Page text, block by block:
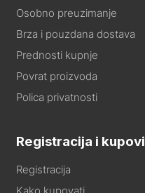
Osobno preuzimanje
Brza i pouzdana dostava
Prednosti kupnje
Povrat proizvoda
Polica privatnosti
Registracija i
Registracija